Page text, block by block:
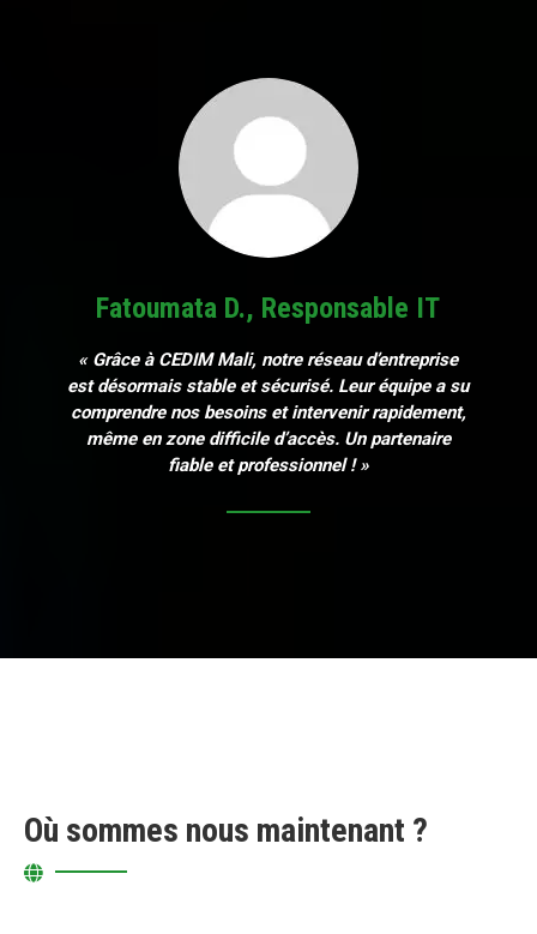
Fatoumata D., Responsable IT
« Grâce à CEDIM Mali, notre réseau d’entreprise
est désormais stable et sécurisé. Leur équipe a su
comprendre nos besoins et intervenir rapidement,
même en zone difficile d’accès. Un partenaire
fiable et professionnel ! »
Où sommes nous maintenant ?